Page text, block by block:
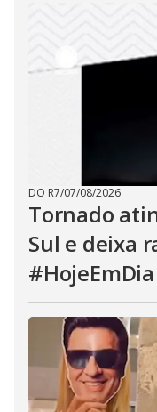
DO R7/07/08/2026
Tornado
Sul e deixa